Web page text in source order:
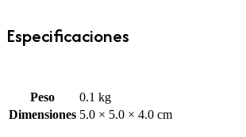
Especificaciones
Peso
0.1 kg
Dimensiones 5.0 × 5.0 × 4.0 cm